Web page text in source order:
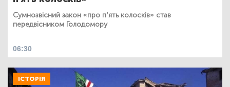
Сумнозвісний закон «про п’ять колосків» став
передвісником Голодомору
06:30
ІСТОРІЯ